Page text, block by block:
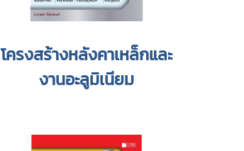
โครงสร้างหลังคาเหล็กและ
งานอะลูมิเนียม